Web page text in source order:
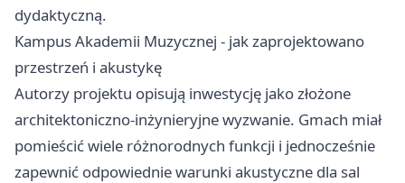
dydaktyczną.
Kampus Akademii Muzycznej - jak zaprojektowano
przestrzeń i akustykę
Autorzy projektu opisują inwestycję jako złożone
architektoniczno-inżynieryjne wyzwanie. Gmach miał
pomieścić wiele różnorodnych funkcji i jednocześnie
zapewnić odpowiednie warunki akustyczne dla sal